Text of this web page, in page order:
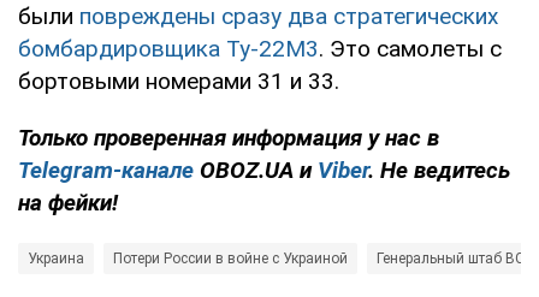
были повреждены сразу два стратегических
бомбардировщика Ту-22М3. Это самолеты с
бортовыми номерами 31 и 33.
Только проверенная информация у нас в
Telegram-канале OBOZ.UA и Viber. Не ведитесь
на фейки!
Украина Потери России в войне с Украиной Генеральный штаб ВСУ